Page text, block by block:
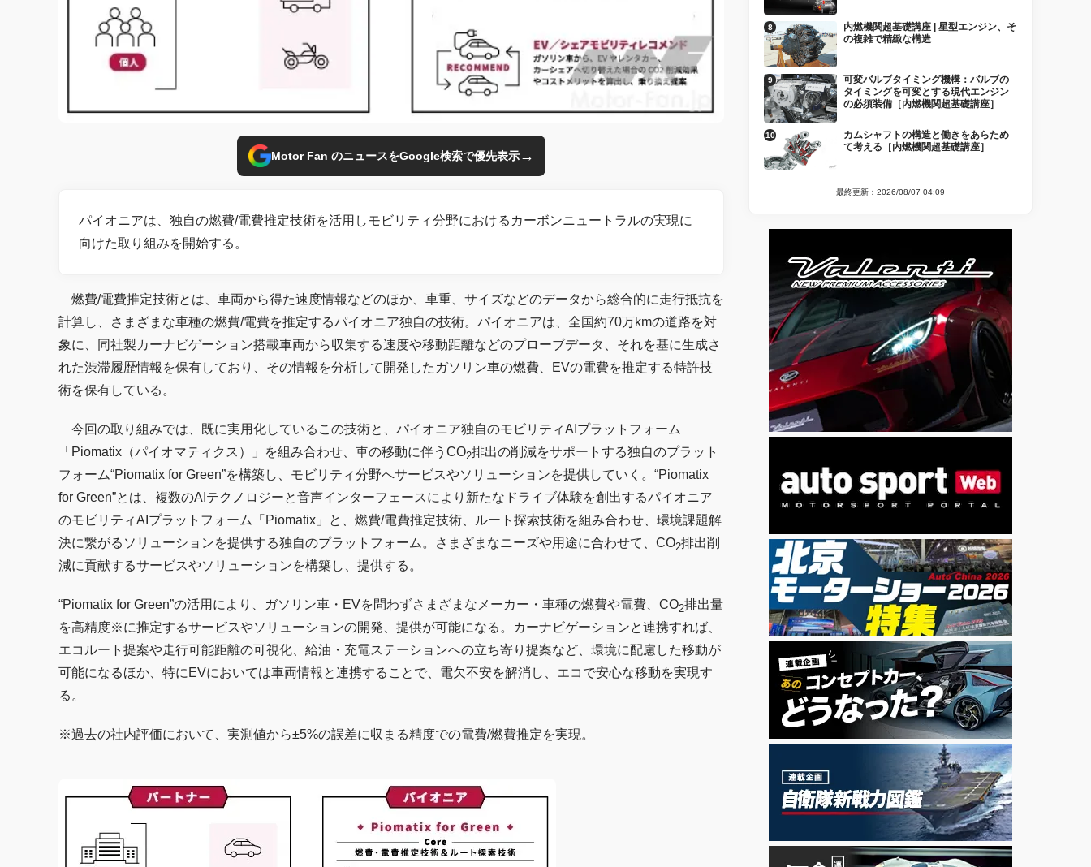
Motor Fan のニュースをGoogle検索で優先表示→
パイオニアは、独自の燃費/電費推定技術を活用しモビリティ分野におけるカーボンニュートラルの実現に
向けた取り組みを開始する。
燃費/電費推定技術とは、車両から得た速度情報などのほか、車重、サイズなどのデータから総合的に走行抵抗を
計算し、さまざまな車種の燃費/電費を推定するパイオニア独自の技術。パイオニアは、全国約70万kmの道路を対
象に、同社製カーナビゲーション搭載車両から収集する速度や移動距離などのプローブデータ、それを基に生成さ
れた渋滞履歴情報を保有しており、その情報を分析して開発したガソリン車の燃費、EVの電費を推定する特許技
術を保有している。
今回の取り組みでは、既に実用化しているこの技術と、パイオニア独自のモビリティAIプラットフォーム
「Piomatix（パイオマティクス）」を組み合わせ、車の移動に伴うCO2排出の削減をサポートする独自のプラット
フォーム“Piomatix for Green”を構築し、モビリティ分野へサービスやソリューションを提供していく。“Piomatix
for Green”とは、複数のAIテクノロジーと音声インターフェースにより新たなドライブ体験を創出するパイオニア
のモビリティAIプラットフォーム「Piomatix」と、燃費/電費推定技術、ルート探索技術を組み合わせ、環境課題解
決に繋がるソリューションを提供する独自のプラットフォーム。さまざまなニーズや用途に合わせて、CO2排出削
減に貢献するサービスやソリューションを構築し、提供する。
“Piomatix for Green”の活用により、ガソリン車・EVを問わずさまざまなメーカー・車種の燃費や電費、CO2排出量
を高精度※に推定するサービスやソリューションの開発、提供が可能になる。カーナビゲーションと連携すれば、
エコルート提案や走行可能距離の可視化、給油・充電ステーションへの立ち寄り提案など、環境に配慮した移動が
可能になるほか、特にEVにおいては車両情報と連携することで、電欠不安を解消し、エコで安心な移動を実現す
る。
※過去の社内評価において、実測値から±5%の誤差に収まる精度での電費/燃費推定を実現。
内燃機関超基礎講座 | 星型エンジン、そ
の複雑で精緻な構造
可変バルブタイミング機構：バルブの
タイミングを可変とする現代エンジン
の必須装備［内燃機関超基礎講座］
カムシャフトの構造と働きをあらため
て考える［内燃機関超基礎講座］
最終更新：2026/08/07 04:09